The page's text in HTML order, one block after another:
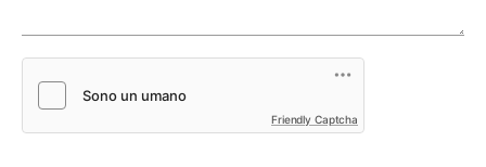
Friendly Captcha